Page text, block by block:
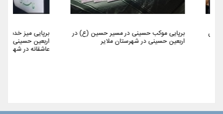
برپایی موکب حسینی در مسیر حسین (ع) در
اربعین حسینی در شهرستان ملایر
برپایی میز خدمت در
اربعین حسینی و همایش
عاشقانه در شهرستان ملایر